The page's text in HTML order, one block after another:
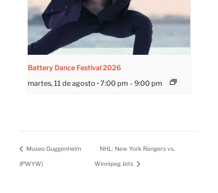
Battery Dance Festival 2026
martes, 11 de agosto • 7:00 pm - 9:00 pm
Museo Guggenheim
(PWYW)
NHL: New York Rangers vs.
Winnipeg Jets